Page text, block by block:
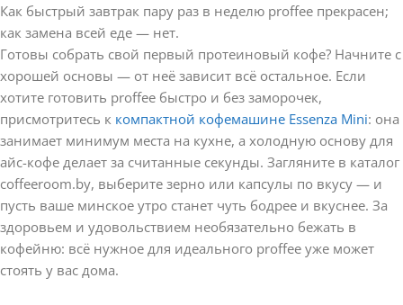
Как быстрый завтрак пару раз в неделю proffee прекрасен;
как замена всей еде — нет.
Готовы собрать свой первый протеиновый кофе? Начните с
хорошей основы — от неё зависит всё остальное. Если
хотите готовить proffee быстро и без заморочек,
присмотритесь к компактной кофемашине Essenza Mini: она
занимает минимум места на кухне, а холодную основу для
айс-кофе делает за считанные секунды. Загляните в каталог
coffeeroom.by, выберите зерно или капсулы по вкусу — и
пусть ваше минское утро станет чуть бодрее и вкуснее. За
здоровьем и удовольствием необязательно бежать в
кофейню: всё нужное для идеального proffee уже может
стоять у вас дома.